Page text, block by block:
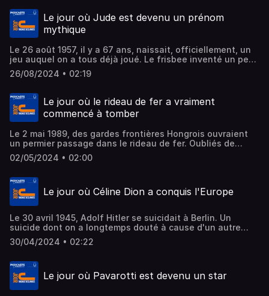
légende du cinéma quelques semaines plus tard et avec
lui le réalisateur, l'acteur principal et le compositeur de la
Bande Originale
Le jour où Jude est devenu un prénom
mythique
Le 26 août 1957, il y a 67 ans, naissait, officiellement, un
jeu auquel on a tous déjà joué. Le frisbee inventé un peu
bizarrement était ce jour officiellement breveté. Le 26
août 1974, il y a 50 ans, jour pour jour, disparaissait
avoir emmené un avion de New-York jusqu'à Paris. Enfin,
le 26 aôut 1968 sortait le 1er single du label Apple
Records. La chanson sur la face A fait partie la légende
26/08/2024 • 02:19
Le jour où le rideau de fer a vraiment
commencé à tomber
Le 2 mai 1989, des gardes frontières Hongrois ouvraient
un permier passage dans le rideau de fer. Oubliés de
l'histoire, ils ont pourtant ouvert une brèche entre l'Est et
l'Ouest. Le 1 mao 1519 mourrait Leonard de Vinci, le plus
mens arrivait au cinéma. Un succès populaire qu'aurait pu
connaître Antoine De Caunes qui a refusé un rôle dans le
film.
02/05/2024 • 02:00
Le jour où Céline Dion a conquis l'Europe
Le 30 avril 1945, Adolf Hitler se suicidait à Berlin. Un
suicide dont on a longtemps douté à cause d'un autre
dictateur. Le 30 avril 1975, Starsky et Hutch faisaient leurs
permiers pas à la télé. Enfin, le 30 avril 1988, une
nom ? Céline Dion évidemment.
30/04/2024 • 02:22
Le jour où Pavarotti est devenu un star